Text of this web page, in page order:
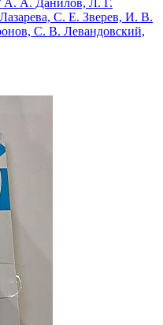
С. Е. Зверев, И. В.
С. В. Левандовский,